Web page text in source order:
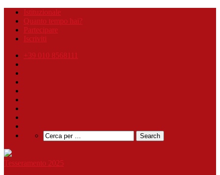
Istituzionale
Quanto tempo hai?
Partecipare
Iscriviti
+39 010 8568111
Tesseramento 2025